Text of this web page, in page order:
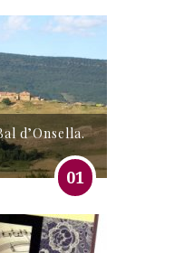
d’Onsella.
01